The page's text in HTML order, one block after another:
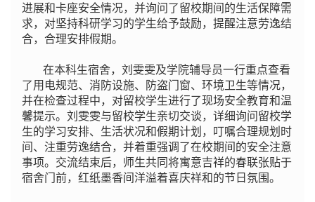
进展和卡座安全情况，并询问了留校期间的生活保障需
求，对坚持科研学习的学生给予鼓励，提醒注意劳逸结
合，合理安排假期。
在本科生宿舍，刘雯雯及学院辅导员一行重点查看
了用电规范、消防设施、防盗门窗、环境卫生等情况，
并在检查过程中，对留校学生进行了现场安全教育和温
馨提示。刘雯雯与留校学生亲切交谈，详细询问留校学
生的学习安排、生活状况和假期计划，叮嘱合理规划时
间、注重劳逸结合，并着重强调了在校期间的安全注意
事项。交流结束后，师生共同将寓意吉祥的春联张贴于
宿舍门前，红纸墨香间洋溢着喜庆祥和的节日氛围。